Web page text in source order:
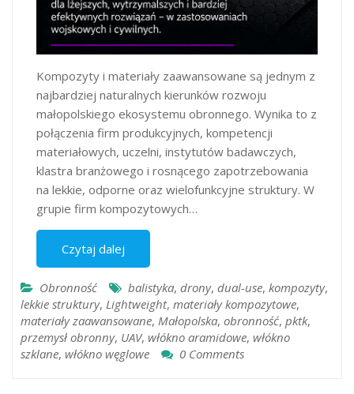
Kompozyty i materiały zaawansowane są jednym z
najbardziej naturalnych kierunków rozwoju
małopolskiego ekosystemu obronnego. Wynika to z
połączenia firm produkcyjnych, kompetencji
materiałowych, uczelni, instytutów badawczych,
klastra branżowego i rosnącego zapotrzebowania
na lekkie, odporne oraz wielofunkcyjne struktury. W
grupie firm kompozytowych…
Czytaj dalej
Obronność balistyka, drony, dual-use, kompozyty,
lekkie struktury, Lightweight, materiały kompozytowe,
materiały zaawansowane, Małopolska, obronność, pktk,
przemysł obronny, UAV, włókno aramidowe, włókno
szklane, włókno węglowe 0 Comments